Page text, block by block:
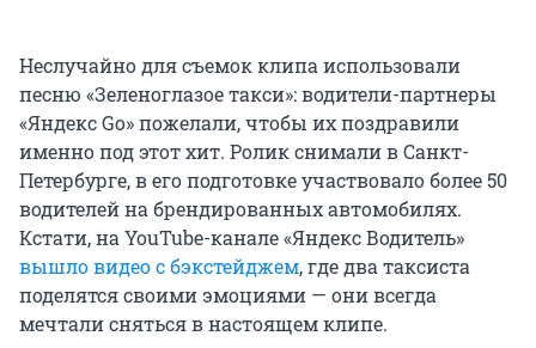
Неслучайно для съемок клипа использовали
песню «Зеленоглазое такси»: водители-партнеры
«Яндекс Go» пожелали, чтобы их поздравили
именно под этот хит. Ролик снимали в Санкт-
Петербурге, в его подготовке участвовало более 50
водителей на брендированных автомобилях.
Кстати, на YouTube-канале «Яндекс Водитель»
вышло видео с бэкстейджем, где два таксиста
поделятся своими эмоциями — они всегда
мечтали сняться в настоящем клипе.